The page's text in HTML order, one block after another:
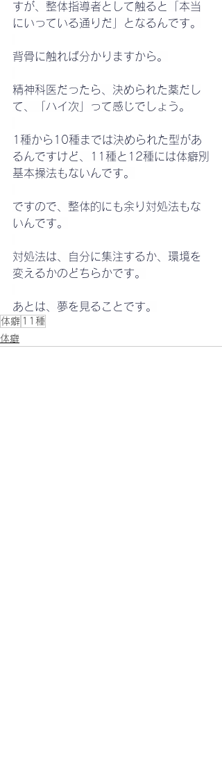
すが、整体指導者として触ると「本当
にいっている通りだ」となるんです。
背骨に触れば分かりますから。
精神科医だったら、決められた薬だし
て、「ハイ次」って感じでしょう。
1種から10種までは決められた型があ
るんですけど、11種と12種には体癖別
基本操法もないんです。
ですので、整体的にも余り対処法もな
いんです。
対処法は、自分に集注するか、環境を
変えるかのどちらかです。
あとは、夢を見ることです。
体癖 11種
体癖